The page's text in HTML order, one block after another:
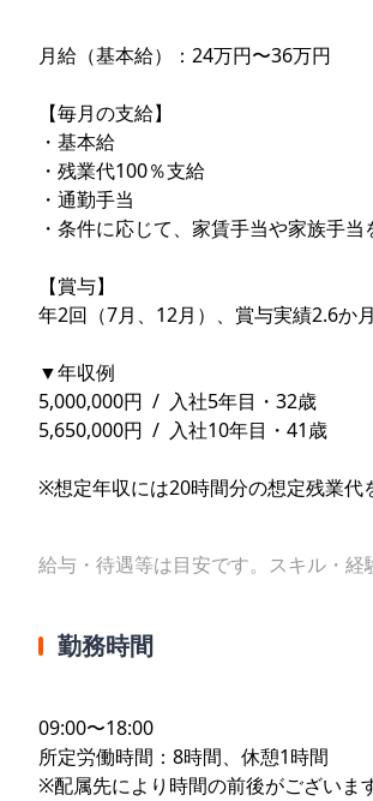
月給（基本給）：24万円〜36万円
【毎月の支給】
・基本給
・残業代100％支給
・通勤手当
・条件に応じて、家賃手当や家族手当
【賞与】
年2回（7月、12月）、賞与実績2.6か月
▼年収例
5,000,000円 / 入社5年目・32歳
5,650,000円 / 入社10年目・41歳
※想定年収には20時間分の想定残業代
給与・待遇等は目安です。スキル・経
勤務時間
09:00〜18:00
所定労働時間：8時間、休憩1時間
※配属先により時間の前後がございます